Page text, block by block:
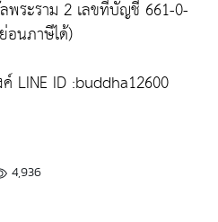
พระราม 2 เลขที่บัญชี 661-0-
อนภาษีได้)
LINE ID :buddha12600
4,936